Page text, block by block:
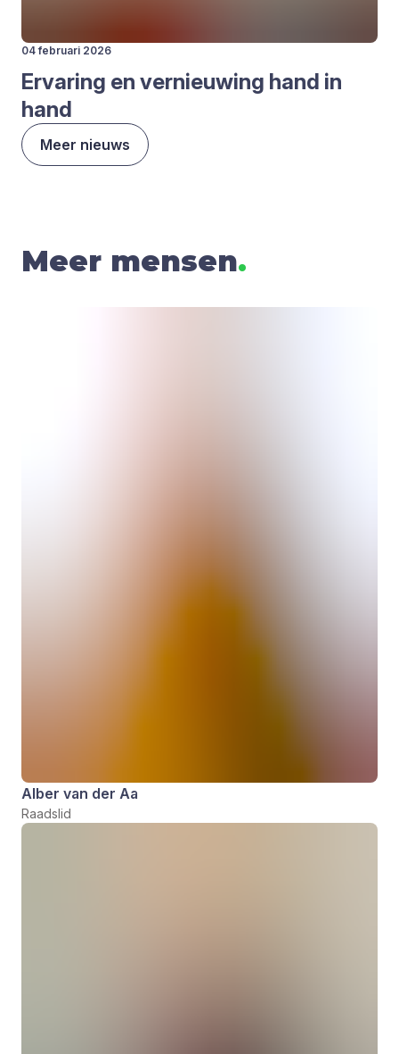
04 februari 2026
Erva­ring en ver­nieu­wing hand in
hand
Meer nieuws
Meer mensen.
Alber van der Aa
Raadslid